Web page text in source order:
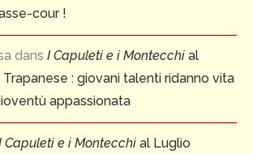
cour !
dans I Capuleti e i Montecchi al
: giovani talenti ridanno vita
appassionata
Capuleti e i Montecchi al Luglio